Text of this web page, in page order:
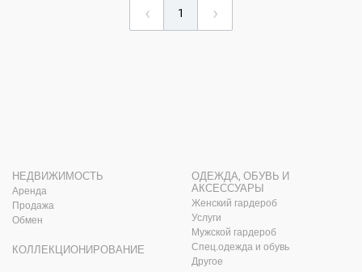
‹ 1 ›
НЕДВИЖИМОСТЬ
Аренда
Продажа
Обмен
КОЛЛЕКЦИОНИРОВАНИЕ
ОДЕЖДА, ОБУВЬ И
АКСЕССУАРЫ
Женский гардероб
Услуги
Мужской гардероб
Спец.одежда и обувь
Другое